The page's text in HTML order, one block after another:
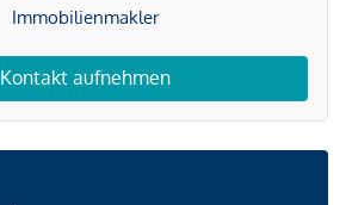
Immobilienmakler
Kontakt aufnehmen